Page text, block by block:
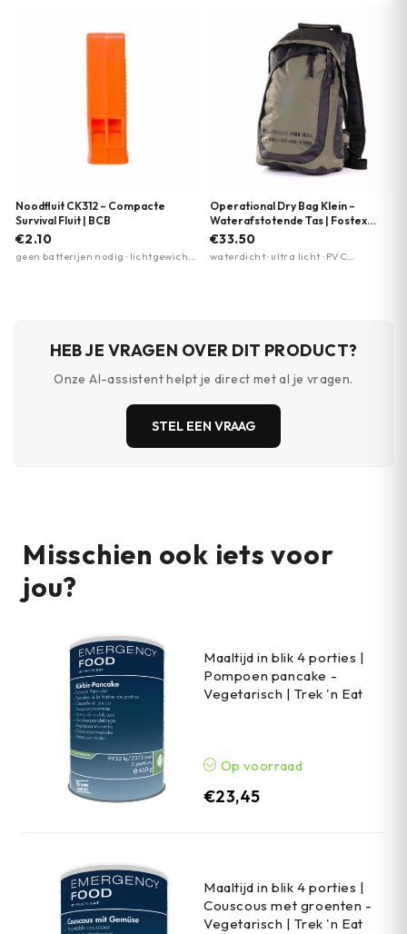
Noodfluit CK312 – Compacte
Survival Fluit | BCB
€2.10
geen batterijen nodig · lichtgewicht ·
Operational Dry Bag Klein –
Waterafstotende Tas | Fostex
Garments
€33.50
waterdicht · ultra licht · PVC
HEB JE VRAGEN OVER DIT PRODUCT?
Onze AI-assistent helpt je direct met al je vragen.
STEL EEN VRAAG
Misschien ook iets voor
jou?
Maaltijd in blik 4 porties |
Pompoen pancake -
Vegetarisch | Trek 'n Eat
Op voorraad
€23,45
Maaltijd in blik 4 porties |
Couscous met groenten -
Vegetarisch | Trek 'n Eat